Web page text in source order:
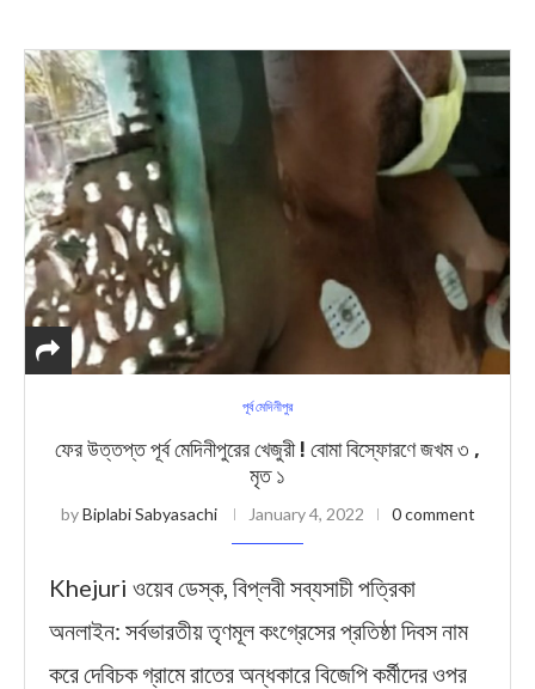
পূর্ব মেদিনীপুর
ফের উত্তপ্ত পূর্ব মেদিনীপুরের খেজুরী ! বোমা বিস্ফোরণে জখম ৩ ,
মৃত ১
byBiplabi Sabyasachi January 4, 2022 0 comment
Khejuri ওয়েব ডেস্ক, বিপ্লবী সব্যসাচী পত্রিকা
অনলাইন: সর্বভারতীয় তৃণমূল কংগ্রেসের প্রতিষ্ঠা দিবস নাম
করে দেবিচক গ্রামে রাতের অন্ধকারে বিজেপি কর্মীদের ওপর